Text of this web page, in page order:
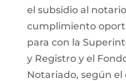
el subsidio al
cumplimiento
para con la
y Registro y el
Notariado, según el